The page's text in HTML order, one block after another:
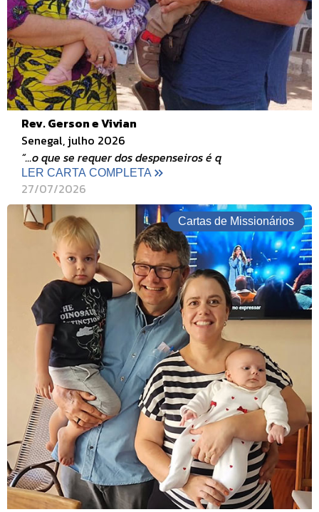
Rev. Gerson e Vivian
Senegal, julho 2026
“...o que se requer dos despenseiros é q
LER CARTA COMPLETA
27/07/2026
Cartas de Missionários